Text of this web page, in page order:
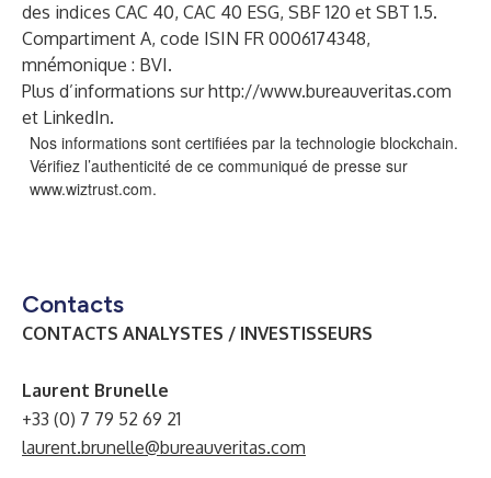
des indices CAC 40, CAC 40 ESG, SBF 120 et SBT 1.5.
Compartiment A, code ISIN FR 0006174348,
mnémonique : BVI.
Plus d’informations surhttp://www.bureauveritas.com
et LinkedIn.
Nos informations sont certifiées par la technologie blockchain.
Vérifiez l’authenticité de ce communiqué de presse sur
www.wiztrust.com.
Contacts
CONTACTS ANALYSTES / INVESTISSEURS
Laurent Brunelle
+33 (0) 7 79 52 69 21
laurent.brunelle@bureauveritas.com